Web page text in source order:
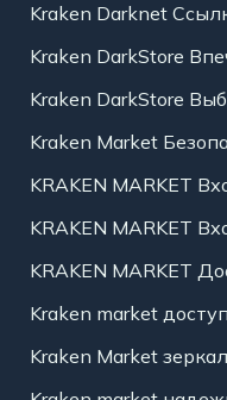
Kraken Darknet
Kraken DarkStore
Kraken DarkStore
Kraken Market
KRAKEN MARKET
KRAKEN MARKET
KRAKEN MARKET
Kraken market
Kraken Market